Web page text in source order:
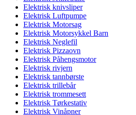
Elektrisk knivsliper
Elektrisk Luftpumpe
Elektrisk Motorsag
Elektrisk Motorsykkel Barn
Elektrisk Neglefil
Elektrisk Pizzaovn
Elektrisk Påhengsmotor
Elektrisk rivjern
Elektrisk tannbørste
Elektrisk trillebår
Elektrisk trommesett
Elektrisk Tørkestativ
Elektrisk Vinåpner